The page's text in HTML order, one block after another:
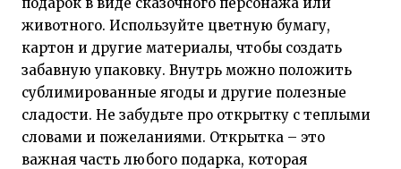
животного. Используйте цветную бумагу,
картон и другие материалы, чтобы создать
забавную упаковку. Внутрь можно положить
сублимированные ягоды и другие полезные
сладости. Не забудьте про открытку с теплыми
словами и пожеланиями. Открытка – это
важная часть любого подарка, которая